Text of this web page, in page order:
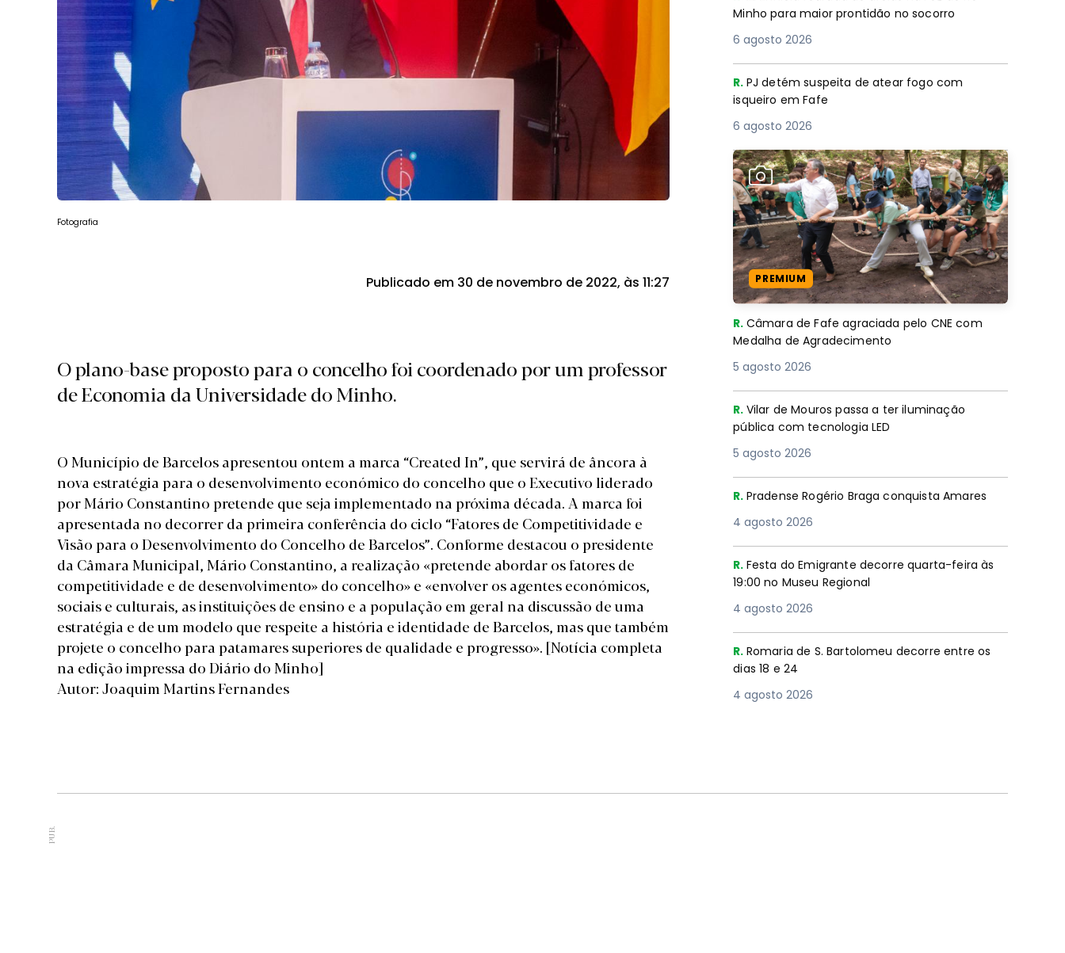
Fotografia
Publicado em 30 de novembro de 2022, às 11:27
O plano-base proposto para o concelho foi coordenado por um professor
de Economia da Universidade do Minho.
O Município de Barcelos apresentou ontem a marca “Created In”, que servirá de âncora à
nova estratégia para o desenvolvimento económico do concelho que o Executivo liderado
por Mário Constantino pretende que seja implementado na próxima década. A marca foi
apresentada no decorrer da primeira conferência do ciclo “Fatores de Competitividade e
Visão para o Desenvolvimento do Concelho de Barcelos”. Conforme destacou o presidente
da Câmara Municipal, Mário Constantino, a realização «pretende abordar os fatores de
competitividade e de desenvolvimento» do concelho» e «envolver os agentes económicos,
sociais e culturais, as instituições de ensino e a população em geral na discussão de uma
estratégia e de um modelo que respeite a história e identidade de Barcelos, mas que também
projete o concelho para patamares superiores de qualidade e progresso». [Notícia completa
na edição impressa do Diário do Minho]
Autor: Joaquim Martins Fernandes
Minho para maior prontidão no socorro
6 agosto 2026
R. PJ detém suspeita de atear fogo com
isqueiro em Fafe
6 agosto 2026
PREMIUM
R. Câmara de Fafe agraciada pelo CNE com
Medalha de Agradecimento
5 agosto 2026
R. Vilar de Mouros passa a ter iluminação
pública com tecnologia LED
5 agosto 2026
R. Pradense Rogério Braga conquista Amares
4 agosto 2026
R. Festa do Emigrante decorre quarta-feira às
19:00 no Museu Regional
4 agosto 2026
R. Romaria de S. Bartolomeu decorre entre os
dias 18 e 24
4 agosto 2026
PUB.